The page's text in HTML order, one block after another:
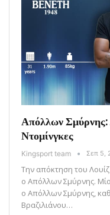
Απόλλων Σμύρνης:
Ντομίνγκες
Kingsport team Σεπ 5,
Την απόκτηση του
ο Απόλλων Σμύρνης.
ο Απόλλων Σμύρνης,
Βραζιλιάνου…